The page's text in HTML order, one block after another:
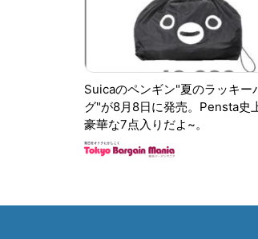
Suicaのペンギン"夏のラッキー
グ"が8月8日に発売。Pensta史
豪華な7点入りだよ~。